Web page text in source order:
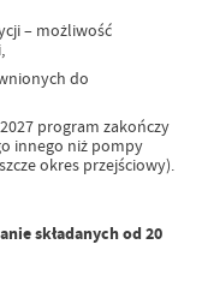
– możliwość
do
program zakończy
innego niż pompy
okres przejściowy).
składanych od 20